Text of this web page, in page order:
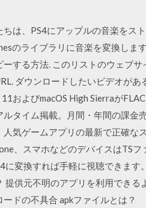
ちは、PS4にアップルの音楽をス
のライブラリに音楽を変換しま
ーする方法. このリストのウェブ
ダウンロードしたいビデオが
11およびmacOS High Sierraが
ルタイム掲載。月間・年間の課金
人気ゲームアプリの最新で正確な
、スマホなどのデバイスはTS
に変換すれば手軽に視聴できます
提供元不明のアプリを利用できる
ードの不具合 apkファイルとは？